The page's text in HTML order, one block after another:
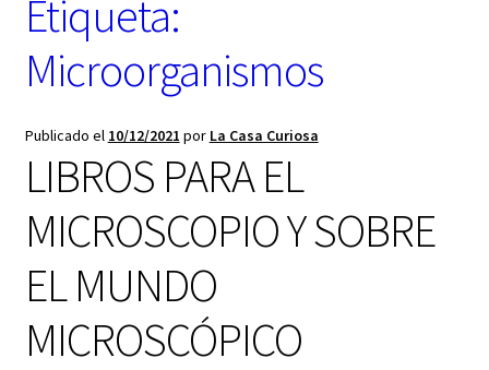
e
a
Etiqueta:
Microorganismos
Publicado el 10/12/2021 por La Casa Curiosa
LIBROS PARA EL
MICROSCOPIO Y SOBRE
EL MUNDO
MICROSCÓPICO